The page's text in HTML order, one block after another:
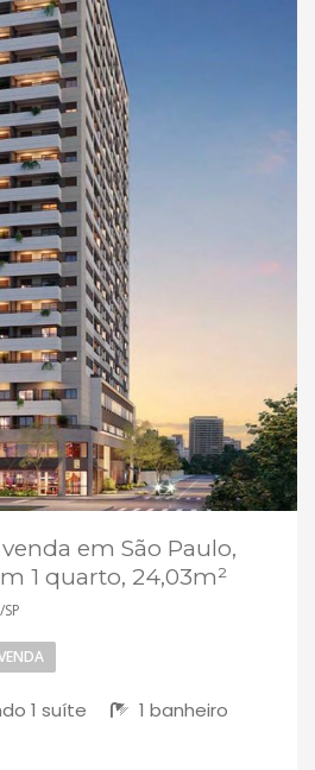
em São Paulo,
1 quarto, 24,03m²
1 suíte
1 banheiro